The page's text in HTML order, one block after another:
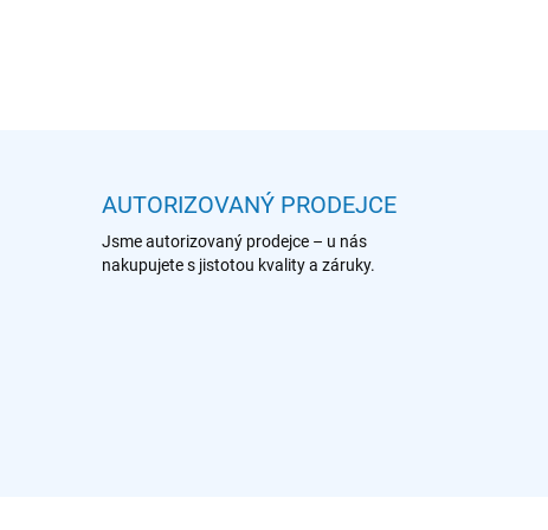
AUTORIZOVANÝ PRODEJCE
Jsme autorizovaný prodejce – u nás
nakupujete s jistotou kvality a záruky.